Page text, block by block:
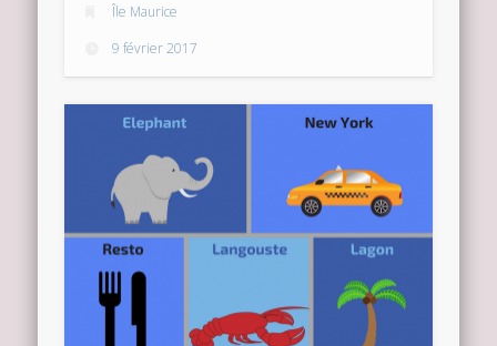
Île Maurice
9 février 2017